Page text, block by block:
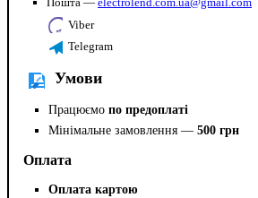
Viber
Telegram
Умови
Працюємо по предоплаті
Мінімальне замовлення — 500 грн
Оплата
Оплата картою